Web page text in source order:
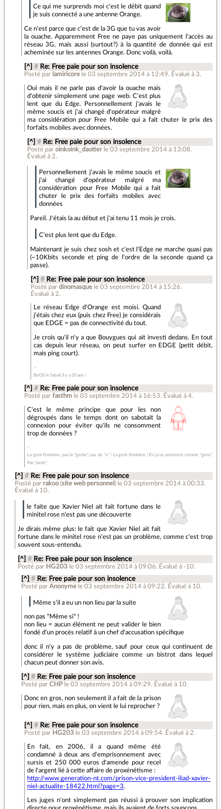
Ce qui me surprends moi c'est le débit quand
je suis connecté a une antenne Orange.
Ce n'est parce que c'est de la 3G que tu vas avoir
la ouache. Apparemment Free ne paye pas uniquement l'accès au
réseau 3G, mais aussi (surtout?) à la quantité de donnée qui est
acheminée sur les antennes Orange. Donc voilà, voilà.
[^] # Re: Free paie pour son insolence
Posté par lamiricore le 03 septembre 2014 à 12:49. Évalué à 3.
Oui mais il ne parle pas d'avoir la ouache mais
d'obtenir simplement une page web. C'est plus
lent que du Edge. Personnellement j'avais le
même soucis et j'ai changé d'opérateur malgré
ma considération pour Free Mobile qui a fait chuter le prix des
forfaits mobiles avec données.
[^] # Re: Free paie pour son insolence
Posté paroinkoink_daotter le 03 septembre 2014 à 13:08.
Évalué à 2.
Personnellement j'avais le même soucis et
j'ai changé d'opérateur malgré ma
considération pour Free Mobile qui a fait
chuter le prix des forfaits mobiles avec
données
Pareil. J'étais la au début et j'ai tenu 11 mois je crois.
C'est plus lent que du Edge.
Maintenant je suis chez sosh et c'est l'Edge ne marche quasi pas
(~10Kbits seconde et ping de l'ordre de la seconde quand ça
passe).
[^] # Re: Free paie pour son insolence
Posté par dinomasque le 03 septembre 2014 à 15:26.
Évalué à 2.
Le réseau Edge d'Orange est moisi. Quand
j'étais chez eux (puis chez Free) je considérais
que EDGE = pas de connectivité du tout.
Je crois qu'il n'y a que Bouygues qui ait investi dedans. En tout
cas depuis leur réseau, on peut surfer en EDGE (petit débit,
mais ping court).
BeOS le faisait il y a 20 ans !
[^] # Re: Free paie pour son insolence
Posté par fasthm le 03 septembre 2014 à 16:53. Évalué à 4.
C'est le même principe que pour les non
dégroupés dans le temps dont on sabotait la
connexion pour éviter qu'ils ne consomment
trop de données ?
La gent féminine, pas la "gente", pas de "e" ! La gent féminine ! Et ça se prononce comme "gens".
Pas "jante".
[^] # Re: Free paie pour son insolence
Posté par rakoo(site web personnel ) le 03 septembre 2014 à 00:33.
Évalué à 10.
le faite que Xavier Niel ait fait fortune dans le
minitel rose n'est pas une découverte
Je dirais même plus: le fait que Xavier Niel ait fait
fortune dans le minitel rose n'est pas un problème, comme c'est trop
souvent sous-entendu.
[^] # Re: Free paie pour son insolence
Posté par HG203 le 03 septembre 2014 à 09:06. Évalué à -10.
[^] # Re: Free paie pour son insolence
Posté par Anonyme le 03 septembre 2014 à 09:22. Évalué à 10.
Même s'il a eu un non lieu par la suite
non pas "Même si" !
non lieu = aucun élément ne peut valider le bien
fondé d'un procès relatif à un chef d'accusation spécifique
donc il n'y a pas de problème, sauf pour ceux qui continuent de
considérer le système judiciaire comme un bistrot dans lequel
chacun peut donner son avis.
[^] # Re: Free paie pour son insolence
Posté par CHP le 03 septembre 2014 à 09:29. Évalué à 10.
Donc en gros, non seulement il a fait de la prison
pour rien, mais en plus, on vient le lui reprocher ?
[^] # Re: Free paie pour son insolence
Posté par HG203 le 03 septembre 2014 à 09:54. Évalué à 2.
En fait, en 2006, il a quand même été
condamné à deux ans d'emprisonnement avec
sursis et 250 000 euros d'amende pour recel
de l'argent lié à cette affaire de proxénétisme :
http://www.generation-nt.com/prison-vice-president-iliad-xavier-
niel-actualite-18422.html?page=3.
Les juges n'ont simplement pas réussi à prouver son implication